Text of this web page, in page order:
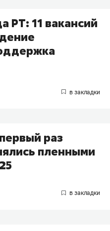
РТ: 11 вакансий
раз
пленными